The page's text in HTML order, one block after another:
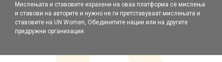
Мислењата и ставовите изразени на оваа платформа се мислења
и ставови на авторите и нужно не ги претставуваат мислењата и
ставовите на UN Women, Обединетите нации или на другите
придружни организации.